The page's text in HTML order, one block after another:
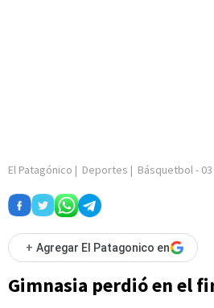
El Patagónico | Deportes | Básquetbol-
+ Agregar El Patagonico en
Gimnasia perdió en el